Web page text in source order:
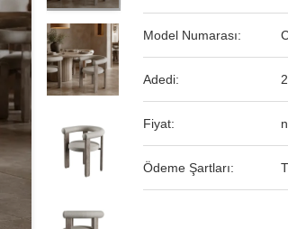
Model Numarası:
Adedi:
Fiyat:
Ödeme Şartları: